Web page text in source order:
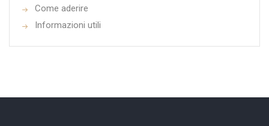
Come aderire
Informazioni utili